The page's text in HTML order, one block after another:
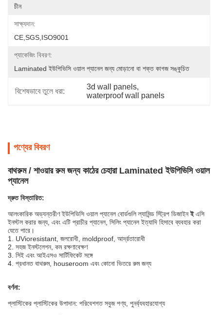
চীন
সাক্ষ্যদান:
CE,SGS,ISO9001
প্যাকেজিং বিবরণ:
Laminated ইউপিভিসি ওয়াল প্যানেল জন্য মোড়ানো বা শক্ত কাগজ সঙ্কুচিত
বিশেষভাবে তুলে ধরা:
3d wall panels,
waterproof wall panels
পণ্যের বিবরণ
বাথরুম / শাওয়ার রুম জন্য কাঠের চেহারা Laminated ইউপিভিসি ওয়াল
প্যানেল
দ্রুত বিস্তারিত:
আলংকারিক অভ্যন্তরীণ ইউপিভিসি ওয়াল প্যানেল বোর্ডগুলি ল্যামিন্ড স্ট্রিপ ডিজাইনই এসি
ইনস্টল করার জন্য, এবং এটি প্রাচীর প্যানেল, সিলিং প্যানেল ইত্যাদি হিসাবে ব্যবহার করা
যেতে পারে।
1.
UVioresistant, জলরোধী, moldproof, আর্দ্রতারোধী
2. সহজ ইনস্টলেশন, কম রক্ষণাবেক্ষণ
3. সিই এবং আইএসও সার্টিফিকেট সঙ্গে
4. প্রধানত বাথরুম, houseroom এবং কোনো ভিতরে রুম জন্য
বর্ণনা:
প্লাস্টিকের প্লাস্টিকের উপাদান: পরিবেশগত সবুজ পণ্য, পুনর্ব্যবহারযোগ্য